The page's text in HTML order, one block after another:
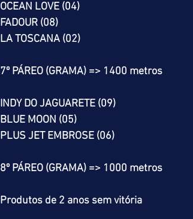
OCEAN LOVE (04)
FADOUR (08)
LA TOSCANA (02)
7º PÁREO (GRAMA) => 1400 metros
INDY DO JAGUARETE (09)
BLUE MOON (05)
PLUS JET EMBROSE (06)
8º PÁREO (GRAMA) => 1000 metros
Produtos de 2 anos sem vitória